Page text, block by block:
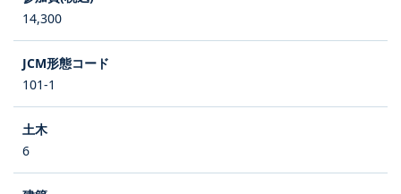
14,300
101-1
6